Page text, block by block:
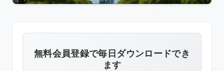
像
は
無料会員登録で毎日ダウンロードでき
ます